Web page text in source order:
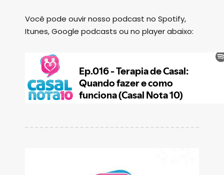
Você pode ouvir nosso podcast no Spotify,
Itunes, Google podcasts ou no player abaixo: